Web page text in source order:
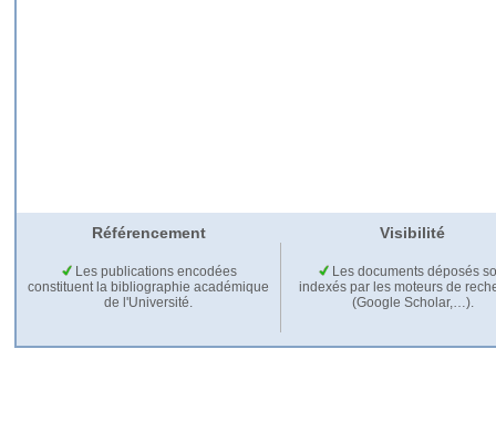
Référencement Visibilité
Les publications encodées
constituent la bibliographie académique
de l'Université.
Les documents déposés
indexés par les moteurs de
(Google Scholar,…).